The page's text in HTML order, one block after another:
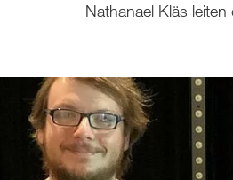
Nathanael Kläs